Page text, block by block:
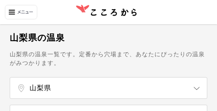
山梨県の温泉
山梨県の温泉一覧です。定番から穴場まで、あなたにぴったりの温泉
がみつかります。
山梨県